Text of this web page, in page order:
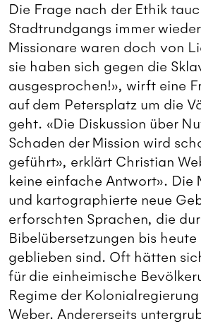
Die Frage nach der Ethik
Stadtrundgangs immer
Missionare waren doch von
sie haben sich gegen die
ausgesprochen!», wirft eine
auf dem Petersplatz um die
geht. «Die Diskussion über
Schaden der Mission wird
geführt», erklärt Christian
keine einfache Antwort». Die
und kartographierte neue
erforschten Sprachen, die
Bibelübersetzungen bis
geblieben sind. Oft hätten
für die einheimische
Regime der
Weber. Andererseits